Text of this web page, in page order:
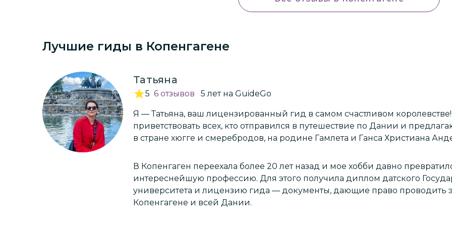
Лучшие гиды в Копенгагене
Татьяна
5 6 отзывов 5 летна GuideGo
Я — Татьяна, ваш лицензированный гид в самом счастливом королевстве!
приветствовать всех, кто отправился в путешествие по Дании и
в стране хюгге и смеребродов, на родине Гамлета и Ганса Христиана
В Копенгаген переехала более 20 лет назад и мое хобби давно
интереснейшую профессию. Для этого получила диплом датского Государственного
университета и лицензию гида — документы, дающие право проводить
Копенгагене и всей Дании.